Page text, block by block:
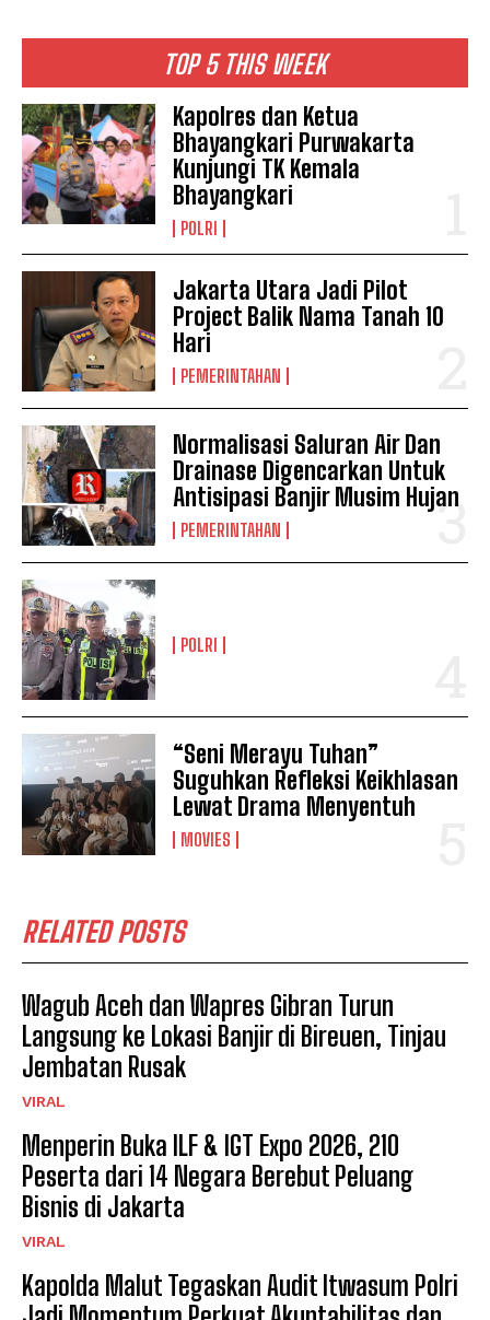
TOP 5 THIS WEEK
Kapolres dan Ketua
Bhayangkari Purwakarta
Kunjungi TK Kemala
Bhayangkari
POLRI
Jakarta Utara Jadi Pilot
Project Balik Nama Tanah 10
Hari
PEMERINTAHAN
Normalisasi Saluran Air Dan
Drainase Digencarkan Untuk
Antisipasi Banjir Musim Hujan
PEMERINTAHAN
POLRI
“Seni Merayu Tuhan”
Suguhkan Refleksi Keikhlasan
Lewat Drama Menyentuh
MOVIES
RELATED POSTS
Wagub Aceh dan Wapres Gibran Turun
Langsung ke Lokasi Banjir di Bireuen, Tinjau
Jembatan Rusak
VIRAL
Menperin Buka ILF & IGT Expo 2026, 210
Peserta dari 14 Negara Berebut Peluang
Bisnis di Jakarta
VIRAL
Kapolda Malut Tegaskan Audit Itwasum Polri